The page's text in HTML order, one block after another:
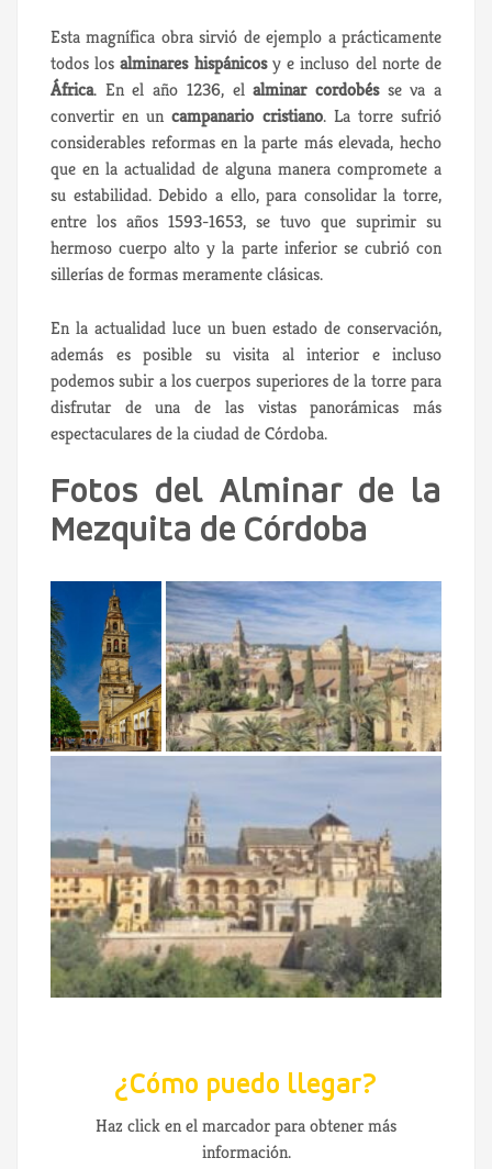
Esta magnífica obra sirvió de ejemplo a prácticamente
todos losalminares hispánicosy e incluso del norte de
África. En el año 1236, elalminar cordobésse va a
convertir en uncampanario cristiano. La torre sufrió
considerables reformas en la parte más elevada, hecho
que en la actualidad de alguna manera compromete a
su estabilidad. Debido a ello, para consolidar la torre,
entre los años 1593-1653, se tuvo que suprimir su
hermoso cuerpo alto y la parte inferior se cubrió con
sillerías de formas meramente clásicas.
En la actualidad luce un buen estado de conservación,
además es posible su visita al interior e incluso
podemos subir a los cuerpos superiores de la torre para
disfrutar de una de las vistas panorámicas más
espectaculares de la ciudad de Córdoba.
Fotos del Alminar de la
Mezquita de Córdoba
¿Cómo puedo llegar?
Haz click en el marcador para obtener más
información.